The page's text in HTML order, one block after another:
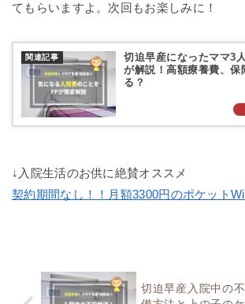
てもらいますよ。次回もお楽しみに！
切迫早産になったママ3
が解説！高額療養費、保
る？
↓入院生活のお供に絶賛オススメ
契約期間なし！！月額3300円のポケット
切迫早産入院中の